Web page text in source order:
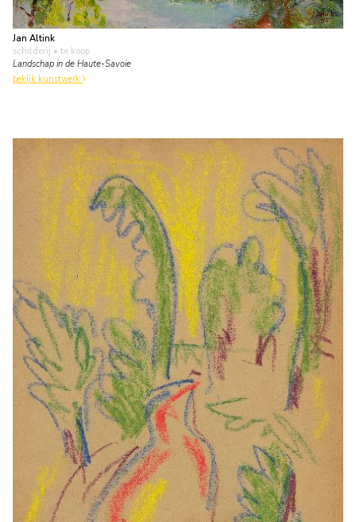
Jan Altink
schilderij • te koop
Landschap in de Haute-Savoie
bekijk kunstwerk